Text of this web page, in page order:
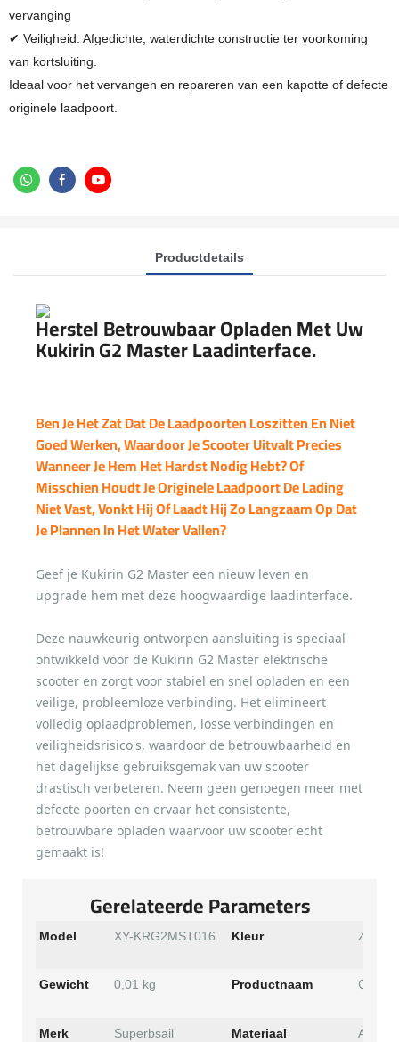
vervanging
✔ Veiligheid: Afgedichte, waterdichte constructie ter voorkoming
van kortsluiting.
Ideaal voor het vervangen en repareren van een kapotte of defecte
originele laadpoort.
Productdetails
Herstel Betrouwbaar Opladen Met Uw
Kukirin G2 Master Laadinterface.
Ben Je Het Zat Dat De Laadpoorten Loszitten En Niet
Goed Werken, Waardoor Je Scooter Uitvalt Precies
Wanneer Je Hem Het Hardst Nodig Hebt? Of
Misschien Houdt Je Originele Laadpoort De Lading
Niet Vast, Vonkt Hij Of Laadt Hij Zo Langzaam Op Dat
Je Plannen In Het Water Vallen?
Geef je Kukirin G2 Master een nieuw leven en
upgrade hem met deze hoogwaardige laadinterface.
Deze nauwkeurig ontworpen aansluiting is speciaal
ontwikkeld voor de Kukirin G2 Master elektrische
scooter en zorgt voor stabiel en snel opladen en een
veilige, probleemloze verbinding. Het elimineert
volledig oplaadproblemen, losse verbindingen en
veiligheidsrisico's, waardoor de betrouwbaarheid en
het dagelijkse gebruiksgemak van uw scooter
drastisch verbeteren. Neem geen genoegen meer met
defecte poorten en ervaar het consistente,
betrouwbare opladen waarvoor uw scooter echt
gemaakt is!
Gerelateerde Parameters
Model XY-KRG2MST016 Kleur Zwart
Gewicht 0,01 kg Productnaam
Merk Superbsail Materiaal ABS